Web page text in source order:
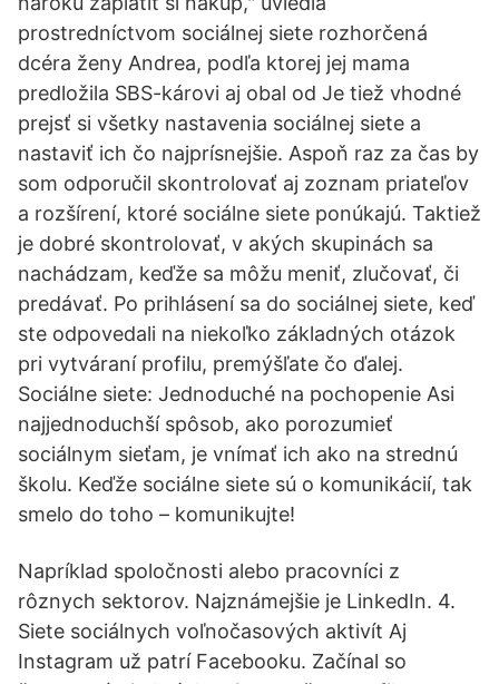
prostredníctvom sociálnej siete rozhorčená
dcéra ženy Andrea, podľa ktorej jej mama
predložila SBS-károvi aj obal od Je tiež vhodné
prejsť si všetky nastavenia sociálnej siete a
nastaviť ich čo najprísnejšie. Aspoň raz za čas by
som odporučil skontrolovať aj zoznam priateľov
a rozšírení, ktoré sociálne siete ponúkajú. Taktiež
je dobré skontrolovať, v akých skupinách sa
nachádzam, keďže sa môžu meniť, zlučovať, či
predávať. Po prihlásení sa do sociálnej siete, keď
ste odpovedali na niekoľko základných otázok
pri vytváraní profilu, premýšľate čo ďalej.
Sociálne siete: Jednoduché na pochopenie Asi
najjednoduchší spôsob, ako porozumieť
sociálnym sieťam, je vnímať ich ako na strednú
školu. Keďže sociálne siete sú o komunikácií, tak
smelo do toho – komunikujte!
Napríklad spoločnosti alebo pracovníci z
rôznych sektorov. Najznámejšie je LinkedIn. 4.
Siete sociálnych voľnočasových aktivít Aj
Instagram už patrí Facebooku. Začínal so